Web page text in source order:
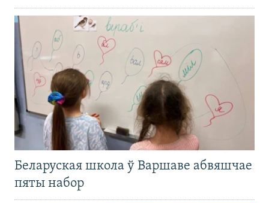
Беларуская школа ў Варшаве абвяшчае
пяты набор